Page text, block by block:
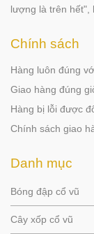
lượng là trên hết",
Chính sách
Hàng luôn đúng
Giao hàng đúng
Hàng bị lỗi được
Chính sách giao
Danh mục
Bóng đập cổ vũ
Cây xốp cổ vũ